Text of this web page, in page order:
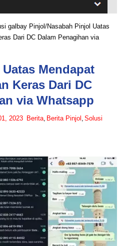
galbay Pinjol /Nasabah Pinjol Uatas
Dari DC Dalam Penagihan via
Mendapat
Keras Dari DC
via Whatsapp
2023 Berita, Berita Pinjol , Solusi